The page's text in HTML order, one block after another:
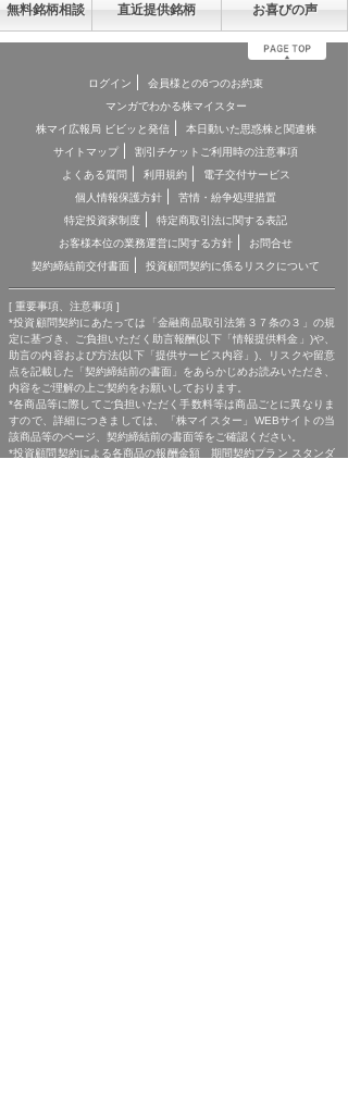
無料銘柄相談 直近提供銘柄 お喜びの声
ログイン
会員様との6つのお約束
マンガでわかる株マイスター
株マイ広報局 ビビッと発信
本日動いた思惑株と関連株
サイトマップ
割引チケットご利用時の注意事項
よくある質問
利用規約
電子交付サービス
個人情報保護方針
苦情・紛争処理措置
特定投資家制度
特定商取引法に関する表記
お客様本位の業務運営に関する方針
お問合せ
契約締結前交付書面
投資顧問契約に係るリスクについて
[ 重要事項、注意事項 ]
*投資顧問契約にあたっては「金融商品取引法第３７条の３」の規
定に基づき、ご負担いただく助言報酬(以下「情報提供料金」)や、
助言の内容および方法(以下「提供サービス内容」)、リスクや留意
点を記載した「契約締結前の書面」をあらかじめお読みいただき、
内容をご理解の上ご契約をお願いしております。
*各商品等に際してご負担いただく手数料等は商品ごとに異なりま
すので、詳細につきましては、「株マイスター」WEBサイトの当
該商品等のページ、契約締結前の書面等をご確認ください。
*投資顧問契約による各商品の報酬金額 期間契約プラン スタンダ